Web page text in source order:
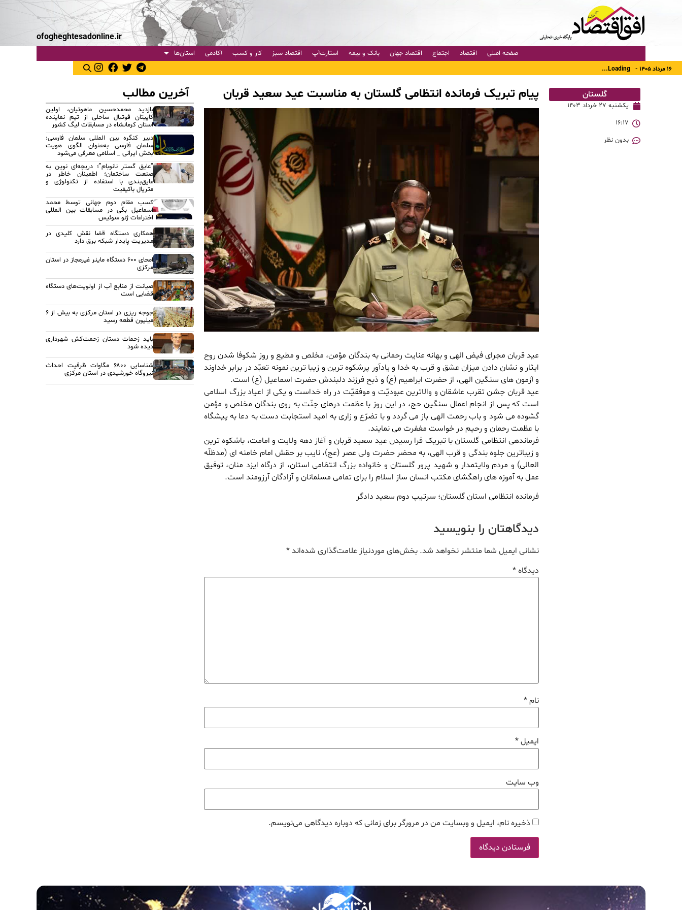
ofogheghtesadonline.ir
صفحه اصلی اقتصاد اجتماع اقتصاد جهان بانک و بیمه استارت‌آپ اقتصاد سبز کار و کسب آکادمی استان‌ها
۱۶ مرداد ۱۴۰۵ - Loading...
گلستان
یکشنبه ۲۷ خرداد ۱۴۰۳
۱۶:۱۷
بدون نظر
پیام تبریک فرمانده انتظامی گلستان به مناسبت عید سعید قربان
عید قربان مجرای فیض الهی و بهانه عنایت رحمانی به بندگان مؤمن، مخلص و مطیع و روز شکوفا شدن روح
ایثار و نشان دادن میزان عشق و قرب به خدا و یادآور پرشکوه ترین و زیبا ترین نمونه تعبّد در برابر خداوند
و آزمون های سنگین الهی، از حضرت ابراهیم (ع) و ذبح فرزند دلبندش حضرت اسماعیل (ع) است.
عید قربان جشن تقرب عاشقان و والاترین عبودیّت و موفقیّت در راه خداست و یکی از اعیاد بزرگ اسلامی
است که پس از انجام اعمال سنگین حج، در این روز با عظمت درهای جنّت به روی بندگان مخلص و مؤمن
گشوده می شود و باب رحمت الهی باز می گردد و با تضرّع و زاری به امید استجابت دست به دعا به پیشگاه
با عظمت رحمان و رحیم در خواست مغفرت می نمایند.
فرماندهی انتظامی گلستان با تبریک فرا رسیدن عید سعید قربان و آغاز دهه ولایت و امامت، باشکوه ترین
و زیباترین جلوه بندگی و قرب الهی، به محضر حضرت ولی عصر (عج)، نایب بر حقش امام خامنه ای (مدظلّه
العالی) و مردم ولایتمدار و شهید پرور گلستان و خانواده بزرگ انتظامی استان، از درگاه ایزد منان، توفیق
عمل به آموزه های راهگشای مکتب انسان ساز اسلام را برای تمامی مسلمانان و آزادگان آرزومند است.
فرمانده انتظامی استان گلستان؛ سرتیپ دوم سعید دادگر
دیدگاهتان را بنویسید
نشانی ایمیل شما منتشر نخواهد شد. بخش‌های موردنیاز علامت‌گذاری شده‌اند*
دیدگاه*
نام*
ایمیل*
وب‌ سایت
ذخیره نام، ایمیل و وبسایت من در مرورگر برای زمانی که دوباره دیدگاهی می‌نویسم.
آخرین مطالب
بازدید محمدحسین ماهوتیان، اولین
کاپیتان فوتبال ساحلی از تیم نماینده
استان کرمانشاه در مسابقات لیگ کشور
دبیر کنگره بین المللی سلمان فارسی:
سلمان فارسی به‌عنوان الگوی هویت
بخش ایرانی _ اسلامی معرفی می‌شود
“عایق گستر نانوبام”؛ دریچه‌ای نوین به
صنعت ساختمان؛ اطمینان خاطر در
عایق‌بندی با استفاده از تکنولوژی و
متریال باکیفیت
کسب مقام دوم جهانی توسط محمد
اسماعیل بگی در مسابقات بین المللی
اختراعات ژنو سوئیس
همکاری دستگاه قضا نقش کلیدی در
مدیریت پایدار شبکه برق دارد
امحای ۶۰۰ دستگاه ماینر غیرمجاز در استان
مرکزی
صیانت از منابع آب از اولویت‌های دستگاه
قضایی است
جوجه ریزی در استان مرکزی به بیش از ۶
میلیون قطعه رسید
باید زحمات دستان زحمت‌کش شهرداری
دیده شود
شناسایی ۶۸۰۰ مگاوات ظرفیت احداث
نیروگاه خورشیدی در استان مرکزی